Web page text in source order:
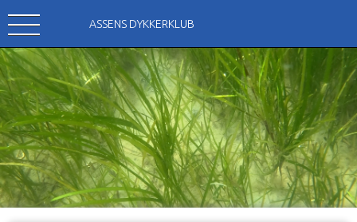
ASSENS DYKKERKLUB